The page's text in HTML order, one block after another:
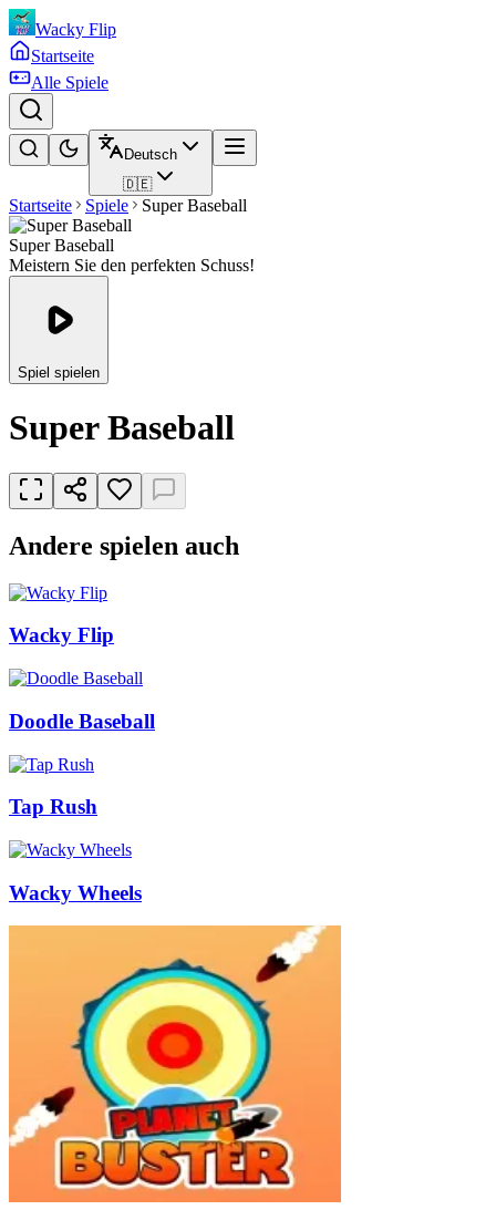
Wacky Flip
Startseite
Alle Spiele
Deutsch
🇩🇪
Startseite Spiele Super Baseball
Super Baseball
Meistern Sie den perfekten Schuss!
Spiel spielen
Super Baseball
Andere spielen auch
Wacky Flip
Doodle Baseball
Tap Rush
Wacky Wheels